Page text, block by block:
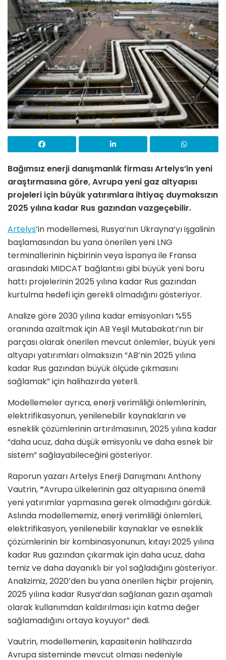
Bağımsız enerji danışmanlık firması Artelys’in yeni
araştırmasına göre, Avrupa yeni gaz altyapısı
projeleri için büyük yatırımlara ihtiyaç duymaksızın
2025 yılına kadar Rus gazından vazgeçebilir.
Artelys’in modellemesi, Rusya‘nın Ukrayna‘yı işgalinin
başlamasından bu yana önerilen yeni LNG
terminallerinin hiçbirinin veya İspanya ile Fransa
arasındaki MIDCAT bağlantısı gibi büyük yeni boru
hattı projelerinin 2025 yılına kadar Rus gazından
kurtulma hedefi için gerekli olmadığını gösteriyor.
Analize göre 2030 yılına kadar emisyonları %55
oranında azaltmak için AB Yeşil Mutabakatı’nın bir
parçası olarak önerilen mevcut önlemler, büyük yeni
altyapı yatırımları olmaksızın “AB’nin 2025 yılına
kadar Rus gazından büyük ölçüde çıkmasını
sağlamak” için halihazırda yeterli.
Modellemeler ayrıca, enerji verimliliği önlemlerinin,
elektrifikasyonun, yenilenebilir kaynakların ve
esneklik çözümlerinin artırılmasının, 2025 yılına kadar
“daha ucuz, daha düşük emisyonlu ve daha esnek bir
sistem” sağlayabileceğini gösteriyor.
Raporun yazarı Artelys Enerji Danışmanı Anthony
Vautrin,“Avrupa ülkelerinin gaz altyapısına önemli
yeni yatırımlar yapmasına gerek olmadığını gördük.
Aslında modellememiz, enerji verimliliği önlemleri,
elektrifikasyon, yenilenebilir kaynaklar ve esneklik
çözümlerinin bir kombinasyonunun, kıtayı 2025 yılına
kadar Rus gazından çıkarmak için daha ucuz, daha
temiz ve daha dayanıklı bir yol sağladığını gösteriyor.
Analizimiz, 2020’den bu yana önerilen hiçbir projenin,
2025 yılına kadar Rusya’dan sağlanan gazın aşamalı
olarak kullanımdan kaldırılması için katma değer
sağlamadığını ortaya koyuyor” dedi.
Vautrin, modellemenin, kapasitenin halihazırda
Avrupa sisteminde mevcut olması nedeniyle